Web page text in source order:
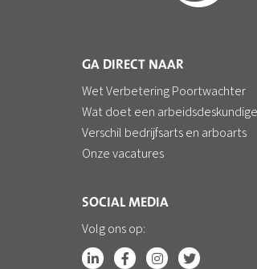
GA DIRECT NAAR
Wet Verbetering Poortwachter
Wat doet een
Verschil bedrijfsarts en arboarts
Onze vacatures
SOCIAL MEDIA
Volg ons op: